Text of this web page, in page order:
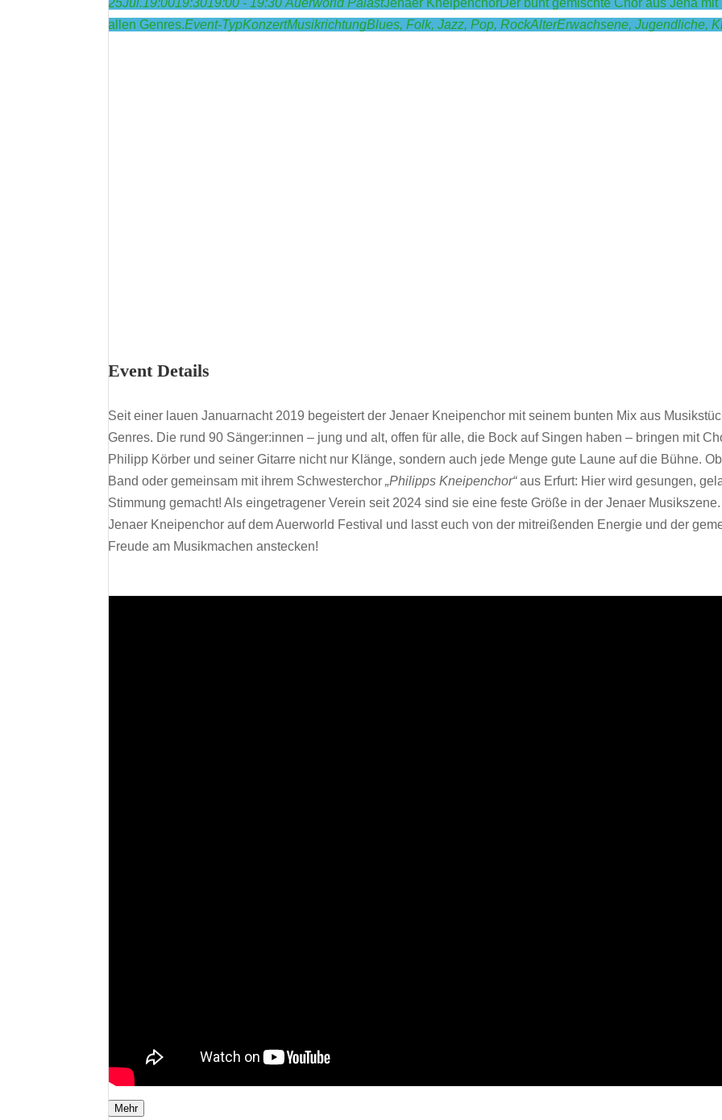
25Jul.19:0019:3019:00 - 19:30 Auerworld PalastJenaer KneipenchorDer bunt gemischte Chor aus Jena mit
allen Genres.Event-TypKonzertMusikrichtungBlues,Folk,Jazz,Pop,RockAlterErwachsene,Jugendliche,
Event Details
Seit einer lauen Januarnacht 2019 begeistert der Jenaer Kneipenchor mit seinem bunten Mix aus
Genres. Die rund 90 Sänger:innen – jung und alt, offen für alle, die Bock auf Singen haben – bringen mit
Philipp Körber und seiner Gitarre nicht nur Klänge, sondern auch jede Menge gute Laune auf die Bühne.
Band oder gemeinsam mit ihrem Schwesterchor„Philipps Kneipenchor“aus Erfurt: Hier wird gesungen,
Stimmung gemacht! Als eingetragener Verein seit 2024 sind sie eine feste Größe in der Jenaer
Jenaer Kneipenchor auf dem Auerworld Festival und lasst euch von der mitreißenden Energie und der
Freude am Musikmachen anstecken!
Mehr